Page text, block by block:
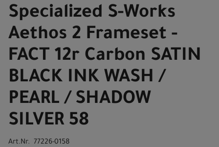
Specialized S-Works
Aethos 2 Frameset -
FACT 12r Carbon SATIN
BLACK INK WASH /
PEARL / SHADOW
SILVER 58
Art.Nr. 77226-0158